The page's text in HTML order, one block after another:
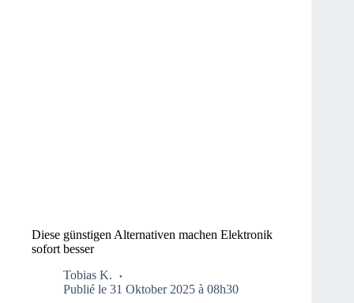
Diese günstigen Alternativen machen Elektronik
sofort besser
Tobias K.
Publié le 31 Oktober 2025 à 08h30